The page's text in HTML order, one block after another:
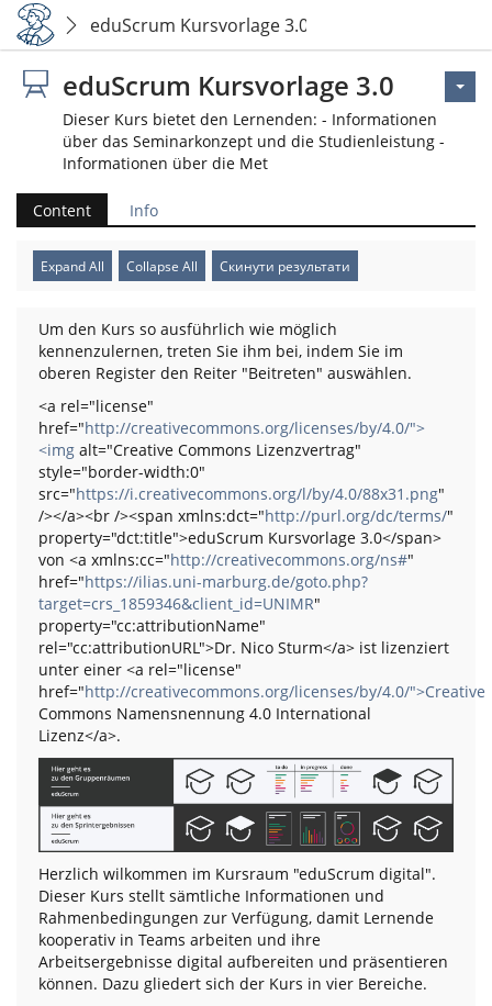
eduScrum Kursvorlage 3.0
eduScrum Kursvorlage 3.0
Dieser Kurs bietet den Lernenden: - Informationen
über das Seminarkonzept und die Studienleistung -
Informationen über die Met
Content Info
Expand All Collapse All Скинути результати
Um den Kurs so ausführlich wie möglich
kennenzulernen, treten Sie ihm bei, indem Sie im
oberen Register den Reiter "Beitreten" auswählen.
<a rel="license"
href="http://creativecommons.org/licenses/by/4.0/">
<img alt="Creative Commons Lizenzvertrag"
style="border-width:0"
src="https://i.creativecommons.org/l/by/4.0/88x31.png"
/></a><br /><span xmlns:dct="http://purl.org/dc/terms/"
property="dct:title">eduScrum Kursvorlage 3.0</span>
von <a xmlns:cc="http://creativecommons.org/ns#"
href="https://ilias.uni-marburg.de/goto.php?
target=crs_1859346&client_id=UNIMR"
property="cc:attributionName"
rel="cc:attributionURL">Dr. Nico Sturm</a> ist lizenziert
unter einer <a rel="license"
href="http://creativecommons.org/licenses/by/4.0/">Creative
Commons Namensnennung 4.0 International
Lizenz</a>.
Herzlich wilkommen im Kursraum "eduScrum digital".
Dieser Kurs stellt sämtliche Informationen und
Rahmenbedingungen zur Verfügung, damit Lernende
kooperativ in Teams arbeiten und ihre
Arbeitsergebnisse digital aufbereiten und präsentieren
können. Dazu gliedert sich der Kurs in vier Bereiche.